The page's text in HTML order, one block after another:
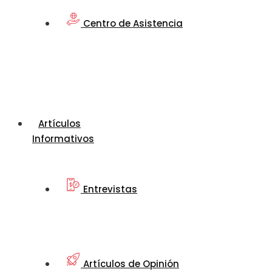
Centro de Asistencia
Artículos
Informativos
Entrevistas
Artículos de Opinión